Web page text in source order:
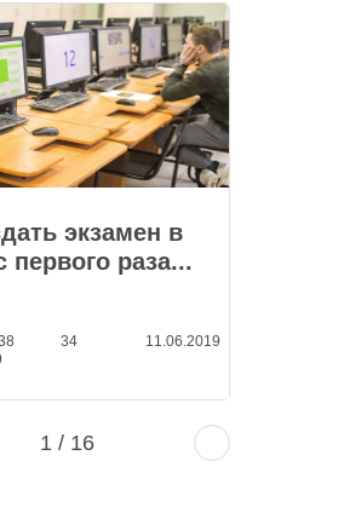
экзамен в
первого раза...
34 11.06.2019
1 / 16